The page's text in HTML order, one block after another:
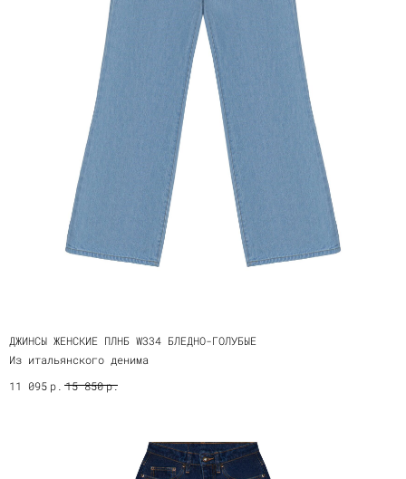
ДЖИНСЫ ЖЕНСКИЕ ПЛНБ W334 БЛЕДНО-ГОЛУБЫЕ
Из итальянского денима
11 095 р. 15 850р.